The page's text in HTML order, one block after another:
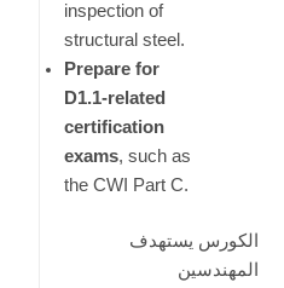
inspection of
structural steel.
Prepare for
D1.1-related
certification
exams,such as
the CWI Part C.
الكورس يستهدف
المهندسين